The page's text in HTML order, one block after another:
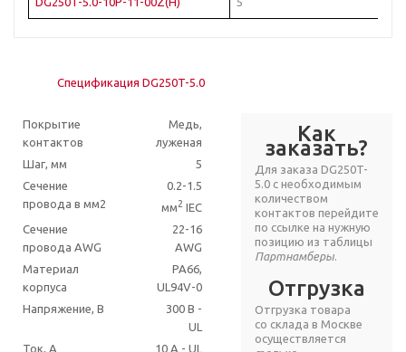
Спецификация DG250T-5.0
Покрытие
контактов
Медь,
луженая
Шаг, мм
5
Сечение
провода в мм2
0.2-1.5
мм2 IEC
Сечение
провода AWG
22-16
AWG
Материал
корпуса
PA66,
UL94V-0
Напряжение, В
300 В -
UL
Ток, А
10 A - UL
Как
заказать?
Для заказа DG250T-
5.0 с необходимым
количеством
контактов перейдите
по ссылке на нужную
позицию из таблицы
Партнамберы.
Отгрузка
Отгрузка товара
со склада в Москве
осуществляется